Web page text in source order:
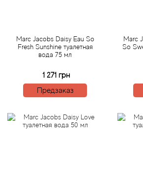
Marc Jacobs Daisy Eau So
Fresh Sunshine туалетная
вода 75 мл
1 271 грн
Предзаказ
Marc
So
Baldessarini
Balenciaga
Balmain